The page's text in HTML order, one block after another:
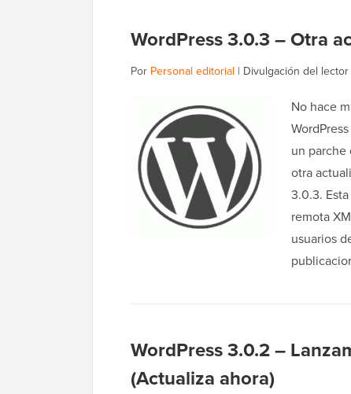
WordPress 3.0.3 – Otra
Por Personal editorial | Divulgación del lector
No hace
un
otra
3.0.3.
remota
usuarios
WordPress 3.0.2 –
(Actualiza ahora)